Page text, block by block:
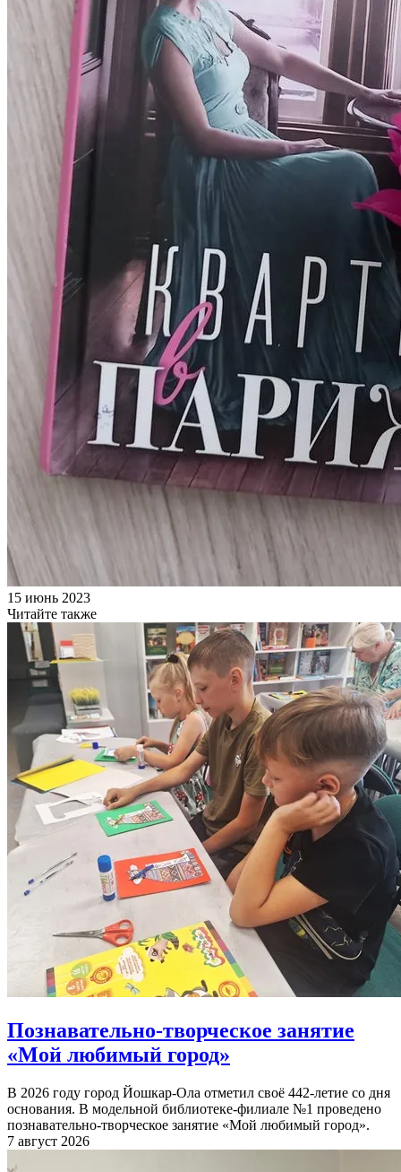
15 июнь 2023
Читайте также
Познавательно-творческое занятие
«Мой любимый город»
В 2026 году город Йошкар-Ола отметил своё 442-летие со дня
основания. В модельной библиотеке-филиале №1 проведено
познавательно-творческое занятие «Мой любимый город».
7 август 2026